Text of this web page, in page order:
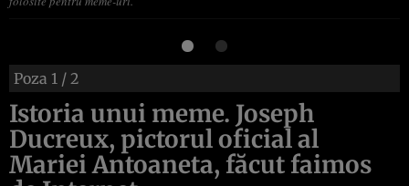
Poza 1 / 2
Istoria unui meme. Joseph
Ducreux, pictorul oficial al
Mariei Antoaneta, făcut faimos